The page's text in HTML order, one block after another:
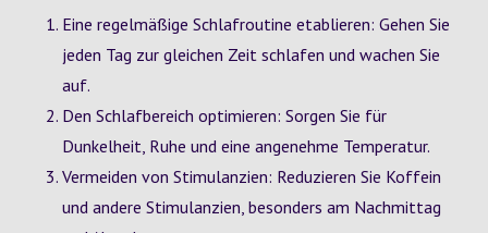
Eine regelmäßige Schlafroutine etablieren: Gehen Sie
jeden Tag zur gleichen Zeit schlafen und wachen Sie
auf.
Den Schlafbereich optimieren: Sorgen Sie für
Dunkelheit, Ruhe und eine angenehme Temperatur.
Vermeiden von Stimulanzien: Reduzieren Sie Koffein
und andere Stimulanzien, besonders am Nachmittag